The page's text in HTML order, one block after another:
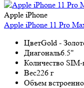
Apple iPhone
Apple iPhone 11 Pro
ЦветGold -
Диагональ6.5"
Количество SIM-
Вес226 г
Объем